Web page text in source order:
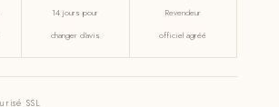
14 jours pour
changer d'avis
Revendeur
officiel agréé
SSL